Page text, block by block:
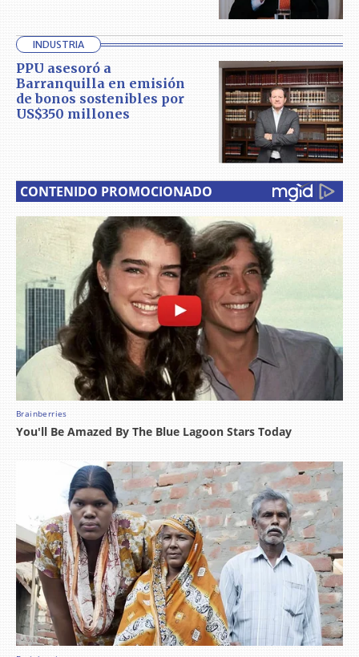
INDUSTRIA
PPU asesoró a
Barranquilla en emisión
de bonos sostenibles por
US$350 millones